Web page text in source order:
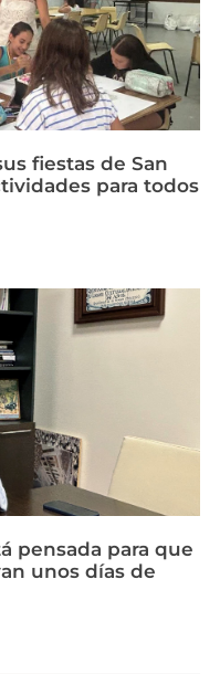
fiestas de San
para todos
pensada para que
unos días de